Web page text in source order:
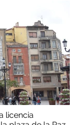
licencia